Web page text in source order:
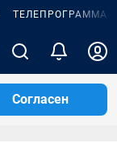
ТЕЛЕПРОГРАММА
Согласен